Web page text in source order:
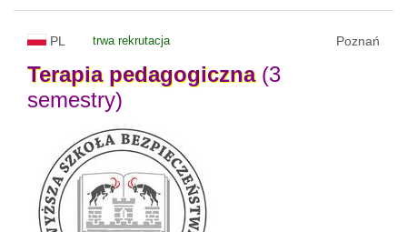
PL trwa rekrutacja Poznań
Terapia pedagogiczna(3
semestry)